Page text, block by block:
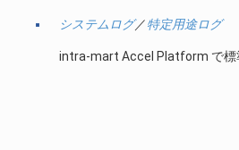
システムログ／特定用途ログ
intra-mart Accel Platform で標